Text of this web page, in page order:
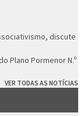
discute
Plano Pormenor N.º
VER TODAS AS NOTÍCIAS